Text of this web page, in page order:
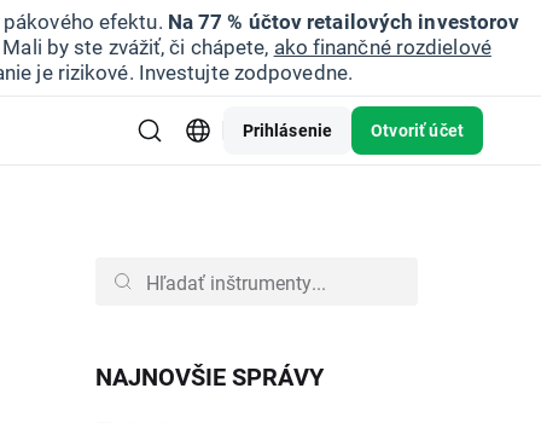
efektu. Na 77 % účtov retailových investorov
by ste zvážiť, či chápete, ako finančné rozdielové
je rizikové. Investujte zodpovedne.
Prihlásenie Otvoriť účet
NAJNOVŠIE SPRÁVY